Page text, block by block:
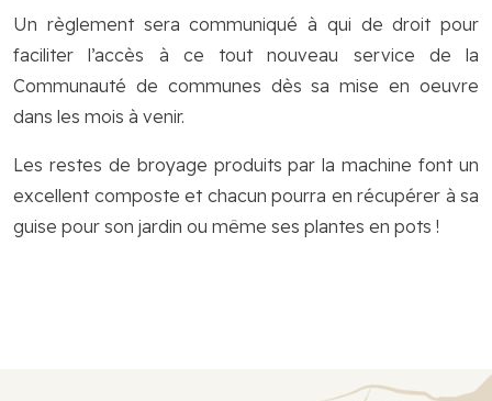
Un règlement sera communiqué à qui de droit pour
faciliter l’accès à ce tout nouveau service de la
Communauté de communes dès sa mise en oeuvre
dans les mois à venir.
Les restes de broyage produits par la machine font un
excellent composte et chacun pourra en récupérer à sa
guise pour son jardin ou même ses plantes en pots !